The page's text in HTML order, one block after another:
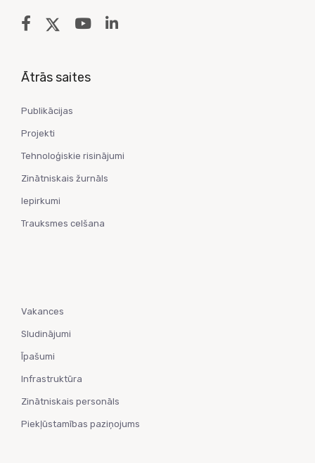
Ātrās saites
Publikācijas
Projekti
Tehnoloģiskie risinājumi
Zinātniskais žurnāls
Iepirkumi
Trauksmes celšana
Vakances
Sludinājumi
Īpašumi
Infrastruktūra
Zinātniskais personāls
Piekļūstamības paziņojums